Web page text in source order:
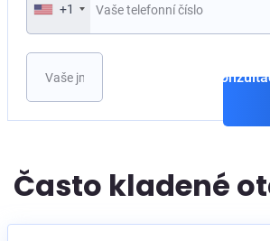
+1
Objednat
Často kladené